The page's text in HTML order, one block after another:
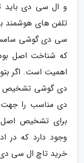
و ال سی دی باید
تلفن های هوشمند
سی دی گوشی
اهمیت است. اگر
دی گوشی تشخیص
دی مناسب را جهت
برای تشخیص
وجود دارد که در
خرید تاچ ال سی